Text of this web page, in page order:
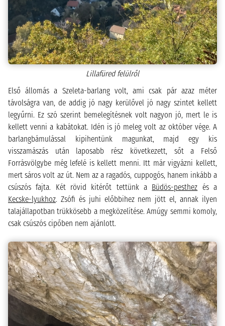
Lillafüred felülről
Első állomás a Szeleta-barlang volt, ami csak pár azaz méter
távolságra van, de addig jó nagy kerülővel jó nagy szintet kellett
legyűrni. Ez szó szerint bemelegítésnek volt nagyon jó, mert le is
kellett venni a kabátokat. Idén is jó meleg volt az október vége. A
barlangbámulással kipihentünk magunkat, majd egy kis
visszamászás után laposabb rész következett, sőt a Felső
Forrásvölgybe még lefelé is kellett menni. Itt már vigyázni kellett,
mert sáros volt az út. Nem az a ragadós, cuppogós, hanem inkább a
csúszós fajta. Két rövid kitérőt tettünk a Büdös-pesthez és a
Kecske-lyukhoz. Zsófi és juhi előbbihez nem jött el, annak ilyen
talajállapotban trükkösebb a megközelítése. Amúgy semmi komoly,
csak csúszós cipőben nem ajánlott.